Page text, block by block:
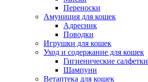
Переноски
Амуниция для кошек
Адресник
Поводки
Игрушки для кошек
Уход и содержание для кошек
Гигиенические салфетки
Шампуни
Ветаптека для кошек